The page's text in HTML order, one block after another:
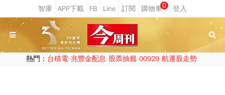
0
熱門： 台積電 兆豐金配息 股票抽籤 00929 航運股走勢